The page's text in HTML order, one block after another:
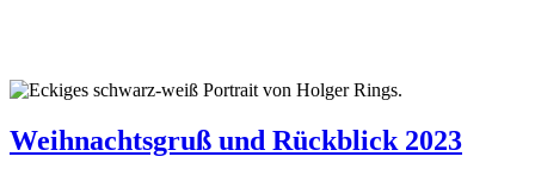
Weihnachtsgruß und Rückblick 2023